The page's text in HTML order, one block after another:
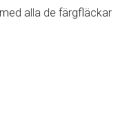
alla de färgfläckar